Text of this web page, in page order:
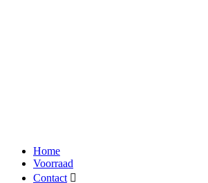
Home
Voorraad
Contact